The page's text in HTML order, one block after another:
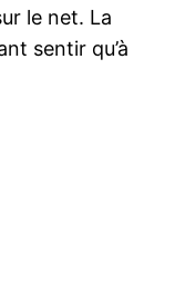
le net. La
sentir qu’à